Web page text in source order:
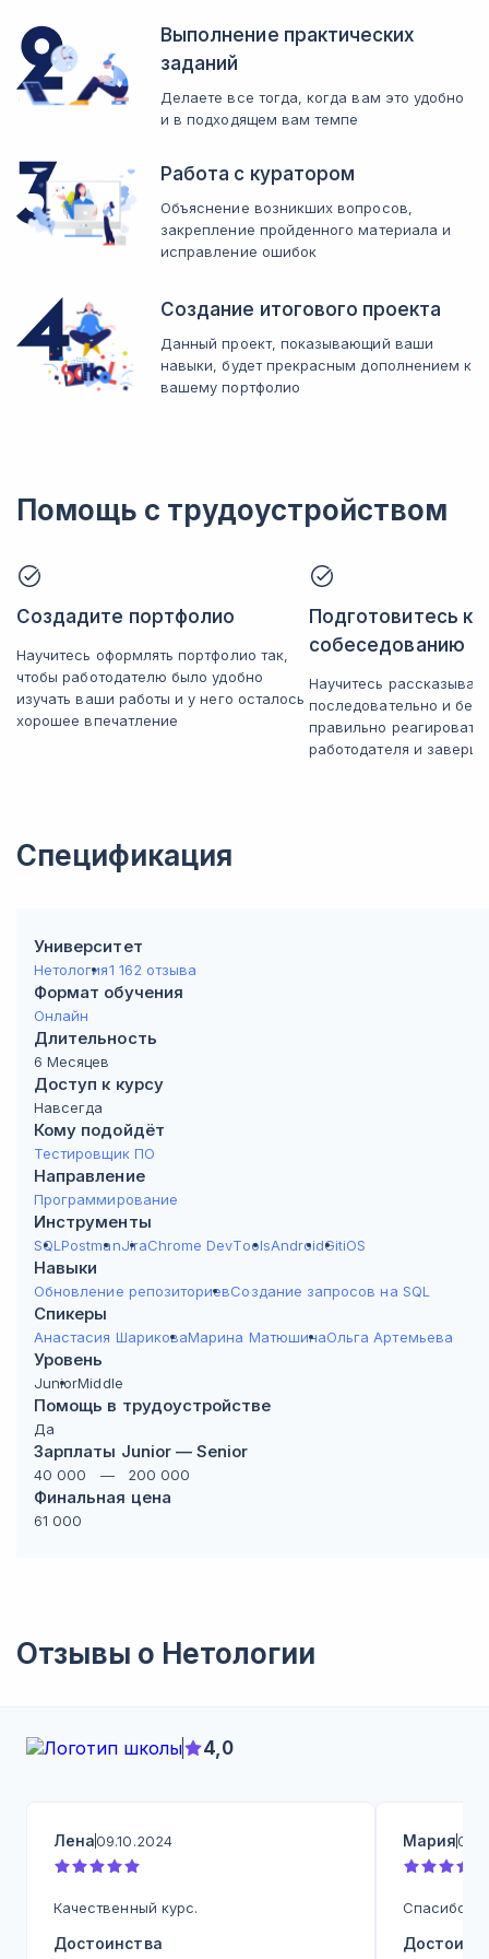
Выполнение практических
заданий
Делаете все тогда, когда вам это удобно
и в подходящем вам темпе
Работа с куратором
Объяснение возникших вопросов,
закрепление пройденного материала и
исправление ошибок
Создание итогового проекта
Данный проект, показывающий ваши
навыки, будет прекрасным дополнением к
вашему портфолио
Помощь с трудоустройством
Создадите портфолио
Научитесь оформлять портфолио так,
чтобы работодателю было удобно
изучать ваши работы и у него осталось
хорошее впечатление
Подготовитесь к
собеседованию
Научитесь
последовательно и без
правильно
работодателя и
Спецификация
Университет
Нетология1 162 отзыва
Формат обучения
Онлайн
Длительность
6 Месяцев
Доступ к курсу
Навсегда
Кому подойдёт
Тестировщик ПО
Направление
Программирование
Инструменты
SQL PostmanJiraChrome DevToolsAndroidGitiOS
Навыки
Обновление репозиториевСоздание запросов на SQL
Спикеры
Анастасия ШариковаМарина МатюшинаОльга Артемьева
Уровень
JuniorMiddle
Помощь в трудоустройстве
Да
Зарплаты Junior — Senior
40 000 — 200 000
Финальная цена
61 000
Отзывы о Нетологии
4,0
Лена09.10.2024
Качественный курс.
Достоинства
Мария
Спасибо